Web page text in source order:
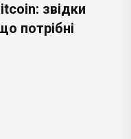
звідки
потрібні